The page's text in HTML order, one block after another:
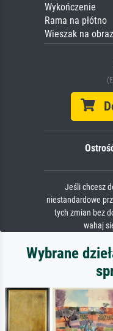
Wykończenie
Rama na płótno
Wieszak na obraz
Jeśli chcesz
niestandardowe
tych zmian bez
wahaj
Wybrane